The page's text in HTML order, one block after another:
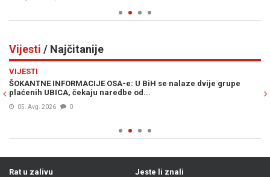
Vijesti / Najčitanije
VIJESTI
ŠOKANTNE INFORMACIJE OSA-e: U BiH se nalaze dvije grupe
plaćenih UBICA, čekaju naredbe od...
05. Avg. 2026 0
Rat u zalivu
Jeste li znali